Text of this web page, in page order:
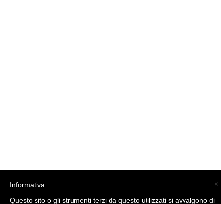
(C) La Valtellina - info@la-valtellina.com -
×
Informativa
Questo sito o gli strumenti terzi da questo utilizzati si avvalgono di